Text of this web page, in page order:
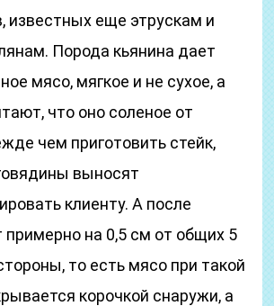
известных еще этрускам и
Порода кьянина дает
мясо, мягкое и не сухое, а
что оно соленое от
чем приготовить стейк,
выносят
клиенту. А после
на 0,5 см от общих 5
то есть мясо при такой
корочкой снаружи, а